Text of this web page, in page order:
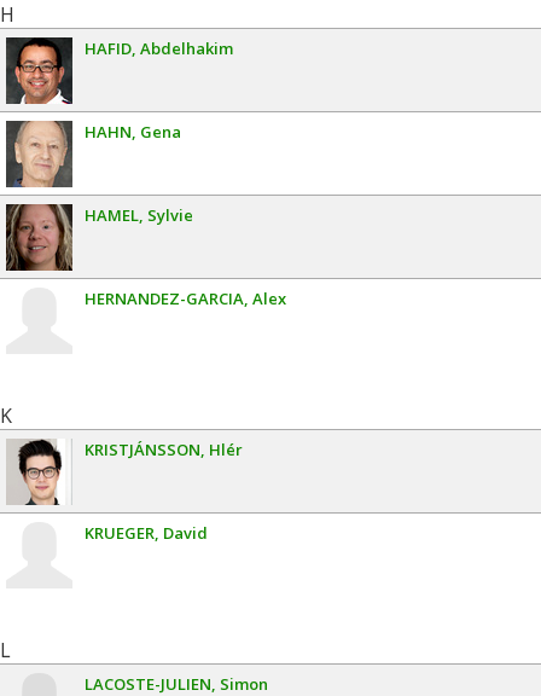
H
HAFID Abdelhakim
HAHN Gena
HAMEL Sylvie
HERNANDEZ-GARCIA Alex
K
KRISTJÁNSSON Hlér
KRUEGER David
L
LACOSTE-JULIEN Simon